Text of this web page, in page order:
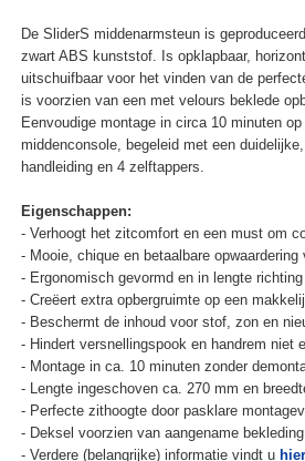
De SliderS middenarmsteun is
zwart ABS kunststof. Is opklapbaar,
uitschuifbaar voor het vinden van de
is voorzien van een met velours beklede
Eenvoudige montage in circa 10 minuten
middenconsole, begeleid met een
handleiding en 4 zelftappers.
Eigenschappen:
- Verhoogt het zitcomfort en een must om
- Mooie, chique en betaalbare opwaardering
- Ergonomisch gevormd en in lengte
- Creëert extra opbergruimte op een
- Beschermt de inhoud voor stof, zon en
- Hindert versnellingspook en handrem niet
- Montage in ca. 10 minuten zonder
- Lengte ingeschoven ca. 270 mm en
- Perfecte zithoogte door pasklare
- Deksel voorzien van aangename
- Verdere (belangrijke) informatie vindt u hier